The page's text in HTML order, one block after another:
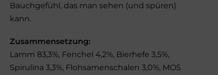
Bauchgefühl, das man sehen (und spüren)
kann.
Zusammensetzung:
Lamm 83,3%, Fenchel 4,2%, Bierhefe 3,5%,
Spirulina 3,3%, Flohsamenschalen 3,0%, MOS